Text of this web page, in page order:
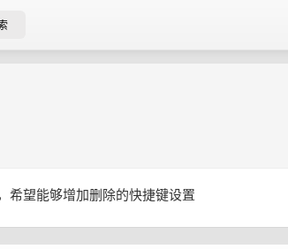
希望能够增加删除的快捷键设置